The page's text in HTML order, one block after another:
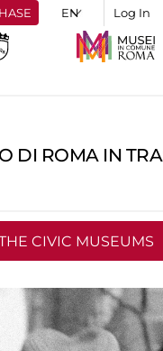
Log In
DI ROMA IN
CIVIC MUSEUMS